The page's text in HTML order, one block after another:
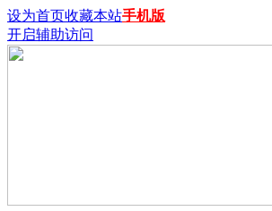
设为首页收藏本站手机版
开启辅助访问